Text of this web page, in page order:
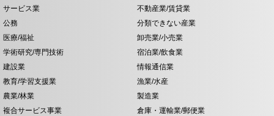
サービス業
不動産業/賃貸業
公務
分類できない産業
医療/福祉
卸売業/小売業
学術研究/専門技術
宿泊業/飲食業
建設業
情報通信業
教育/学習支援業
漁業/水産
農業/林業
製造業
複合サービス事業
倉庫・運輸業/郵便業